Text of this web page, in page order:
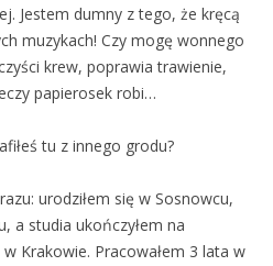
Jestem dumny z tego, że kręcą
muzykach! Czy mogę wonnego
krew, poprawia trawienie,
papierosek robi…
tu z innego grodu?
urodziłem się w Sosnowcu,
a studia ukończyłem na
Krakowie. Pracowałem 3 lata w